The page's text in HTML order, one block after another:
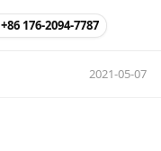
+86 176-2094-7787
2021-05-07